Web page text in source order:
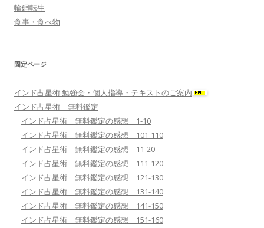
輪廻転生
食事・食べ物
固定ページ
インド占星術 勉強会・個人指導・テキストのご案内
インド占星術 無料鑑定
インド占星術 無料鑑定の感想 1-10
インド占星術 無料鑑定の感想 101-110
インド占星術 無料鑑定の感想 11-20
インド占星術 無料鑑定の感想 111-120
インド占星術 無料鑑定の感想 121-130
インド占星術 無料鑑定の感想 131-140
インド占星術 無料鑑定の感想 141-150
インド占星術 無料鑑定の感想 151-160